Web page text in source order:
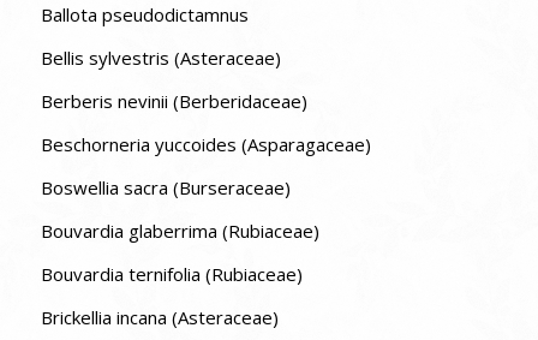
Ballota pseudodictamnus
Bellis sylvestris (Asteraceae)
Berberis nevinii (Berberidaceae)
Beschorneria yuccoides (Asparagaceae)
Boswellia sacra (Burseraceae)
Bouvardia glaberrima (Rubiaceae)
Bouvardia ternifolia (Rubiaceae)
Brickellia incana (Asteraceae)